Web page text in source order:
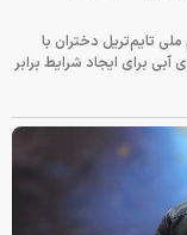
تایم‌تریل دختران با
برای ایجاد شرایط برابر